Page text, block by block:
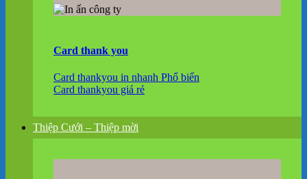
Card thank you
Card thankyou in nhanh
Card thankyou giá rẻ
Thiệp Cưới – Thiệp mời